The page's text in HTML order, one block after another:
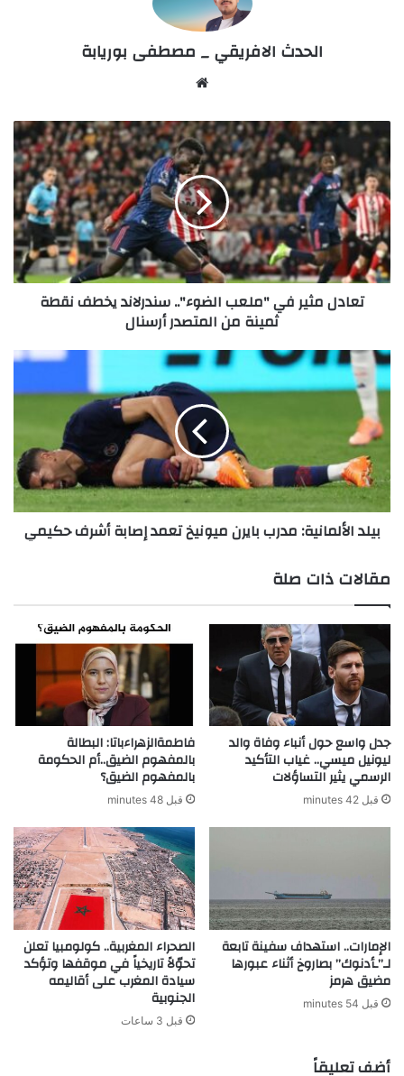
الحدث الافريقي _ مصطفى بوريابة
تعادل
مثير
في
"ملعب
الضوء"..
سندرلاند
يخطف
نقطة
ثمينة
تعادل مثير في "ملعب الضوء".. سندرلاند يخطف نقطة
ثمينة من المتصدر أرسنال
بيلد
الألمانية:
مدرب
بايرن
ميونيخ
إصابة
أشرف
حكيمي
بيلد الألمانية: مدرب بايرن ميونيخ تعمد إصابة أشرف حكيمي
مقالات ذات صلة
جدل واسع حول أنباء وفاة والد
ليونيل ميسي.. غياب التأكيد
الرسمي يثير التساؤلات
قبل 42 minutes
فاطمةالزهراءباتا: البطالة
بالمفهوم الضيق..أم الحكومة
بالمفهوم الضيق؟
قبل 48 minutes
الإمارات.. استهداف سفينة تابعة
لـ”ـأدنوك” بصاروخ أثناء عبورها
مضيق هرمز
قبل 54 minutes
الصحراء المغربية.. كولومبيا تعلن
تحوّلاً تاريخياً في موقفها وتؤكد
سيادة المغرب على أقاليمه
الجنوبية
قبل 3 ساعات
أضف تعليقاً